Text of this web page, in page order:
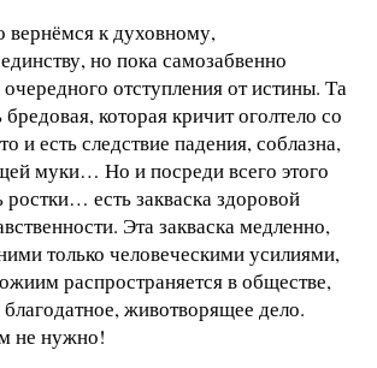
вернёмся к духовному,
но пока самозабвенно
отступления от истины. Та
которая кричит оголтело со
и есть следствие падения, соблазна,
муки… Но и посреди всего этого
ростки… есть закваска здоровой
Эта закваска медленно,
только человеческими усилиями,
распространяется в обществе,
животворящее дело.
не нужно!